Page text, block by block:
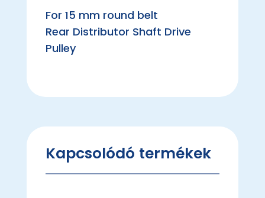
For 15 mm round belt
Rear Distributor Shaft Drive
Pulley
Kapcsolódó termékek